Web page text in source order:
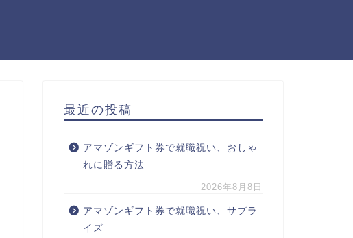
最近の投稿
アマゾンギフト券で就職祝い、おしゃ
れに贈る方法
2026年8月8日
アマゾンギフト券で就職祝い、サプラ
イズ